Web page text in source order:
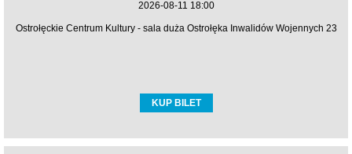
2026-08-11 18:00
Ostrołęckie Centrum Kultury - sala duża Ostrołęka Inwalidów Wojennych 23
KUP BILET